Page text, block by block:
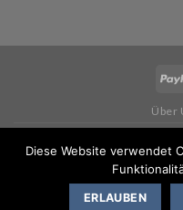
Über
Nur noch bis 31. August 2026:
Diese Website verwendet
ERLAUBEN